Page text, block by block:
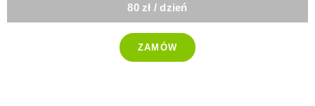
80 zł / dzień
ZAMÓW